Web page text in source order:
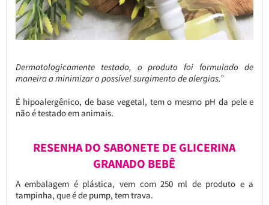
Dermatologicamente testado, o produto foi formulado de
maneira a minimizar o possível surgimento de alergias.”
É hipoalergênico, de base vegetal, tem o mesmo pH da pele e
não é testado em animais.
RESENHA DO SABONETE DE GLICERINA
GRANADO BEBÊ
A embalagem é plástica, vem com 250 ml de produto e a
tampinha, que é de pump, tem trava.